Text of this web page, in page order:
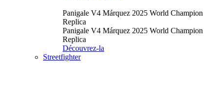
Panigale V4 Márquez 2025 World Champion
Replica
Panigale V4 Márquez 2025 World Champion
Replica
Découvrez-la
Streetfighter